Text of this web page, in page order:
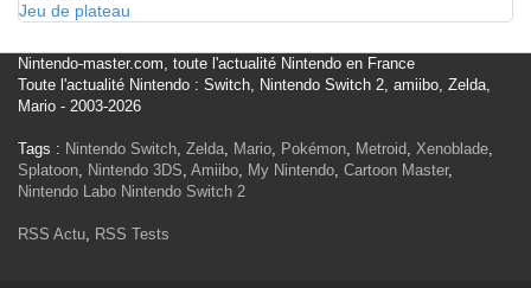
Jeu de plateau
Nintendo-master.com, toute l'actualité Nintendo en France
Toute l'actualité Nintendo : Switch, Nintendo Switch 2, amiibo, Zelda,
Mario - 2003-2026
Tags : Nintendo Switch, Zelda, Mario, Pokémon, Metroid, Xenoblade,
Splatoon, Nintendo 3DS, Amiibo, My Nintendo, Cartoon Master,
Nintendo Labo Nintendo Switch 2
RSS Actu, RSS Tests